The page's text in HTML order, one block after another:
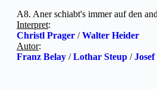
A8. Aner schiabt's immer auf den
Interpret:
Christl Prager /Walter Heider
Autor:
Franz Belay /Lothar Steup /